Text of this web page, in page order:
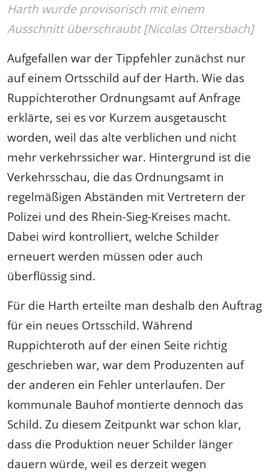
Harth wurde provisorisch mit einem
Ausschnitt überschraubt [Nicolas Ottersbach]
Aufgefallen war der Tippfehler zunächst nur
auf einem Ortsschild auf der Harth. Wie das
Ruppichterother Ordnungsamt auf Anfrage
erklärte, sei es vor Kurzem ausgetauscht
worden, weil das alte verblichen und nicht
mehr verkehrssicher war. Hintergrund ist die
Verkehrsschau, die das Ordnungsamt in
regelmäßigen Abständen mit Vertretern der
Polizei und des Rhein-Sieg-Kreises macht.
Dabei wird kontrolliert, welche Schilder
erneuert werden müssen oder auch
überflüssig sind.
Für die Harth erteilte man deshalb den Auftrag
für ein neues Ortsschild. Während
Ruppichteroth auf der einen Seite richtig
geschrieben war, war dem Produzenten auf
der anderen ein Fehler unterlaufen. Der
kommunale Bauhof montierte dennoch das
Schild. Zu diesem Zeitpunkt war schon klar,
dass die Produktion neuer Schilder länger
dauern würde, weil es derzeit wegen